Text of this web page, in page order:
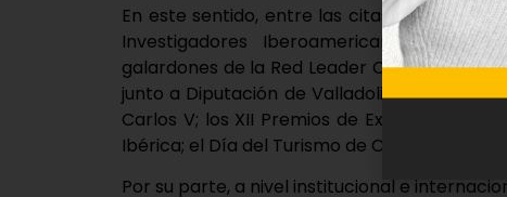
En este sentido, entre las citas más
Investigadores Iberoamericanos
galardones de la Red Leader Castilla y
junto a Diputación de Valladolid; la
Carlos V; los XII Premios de Excelencia
Ibérica; el Día del Turismo de Castilla y
Por su parte, a nivel institucional e